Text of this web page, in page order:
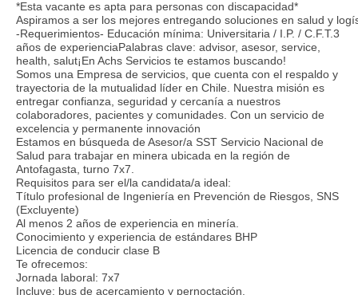
*Esta vacante es apta para personas con discapacidad*
Aspiramos a ser los mejores entregando soluciones en salud y
-Requerimientos- Educación mínima: Universitaria / I.P. / C.F.T.3
años de experienciaPalabras clave: advisor, asesor, service,
health, salut¡En Achs Servicios te estamos buscando!
Somos una Empresa de servicios, que cuenta con el respaldo y
trayectoria de la mutualidad líder en Chile. Nuestra misión es
entregar confianza, seguridad y cercanía a nuestros
colaboradores, pacientes y comunidades. Con un servicio de
excelencia y permanente innovación
Estamos en búsqueda de Asesor/a SST Servicio Nacional de
Salud para trabajar en minera ubicada en la región de
Antofagasta, turno 7x7.
Requisitos para ser el/la candidata/a ideal:
Título profesional de Ingeniería en Prevención de Riesgos, SNS
(Excluyente)
Al menos 2 años de experiencia en minería.
Conocimiento y experiencia de estándares BHP
Licencia de conducir clase B
Te ofrecemos:
Jornada laboral: 7x7
Incluye: bus de acercamiento y pernoctación.